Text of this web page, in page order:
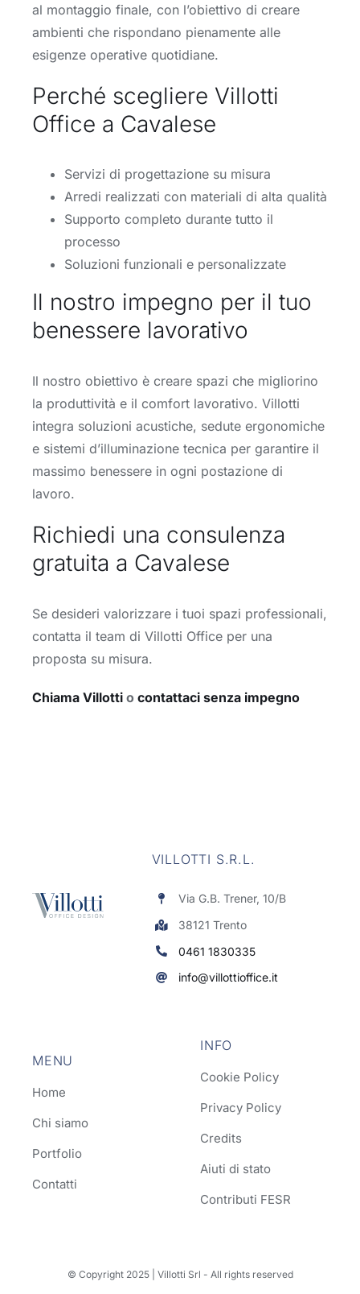
al montaggio finale, con l’obiettivo di creare
ambienti che rispondano pienamente alle
esigenze operative quotidiane.
Perché scegliere Villotti
Office a Cavalese
Servizi di progettazione su misura
Arredi realizzati con materiali di alta qualità
Supporto completo durante tutto il
processo
Soluzioni funzionali e personalizzate
Il nostro impegno per il tuo
benessere lavorativo
Il nostro obiettivo è creare spazi che migliorino
la produttività e il comfort lavorativo. Villotti
integra soluzioni acustiche, sedute ergonomiche
e sistemi d’illuminazione tecnica per garantire il
massimo benessere in ogni postazione di
lavoro.
Richiedi una consulenza
gratuita a Cavalese
Se desideri valorizzare i tuoi spazi professionali,
contatta il team di Villotti Office per una
proposta su misura.
Chiama Villotti o contattaci senza impegno
VILLOTTI S.R.L.
Via G.B. Trener, 10/B
38121 Trento
0461 1830335
info@villottioffice.it
MENU
Home
Chi siamo
Portfolio
Contatti
INFO
Cookie Policy
Privacy Policy
Credits
Aiuti di stato
Contributi FESR
© Copyright 2025 | Villotti Srl - All rights reserved